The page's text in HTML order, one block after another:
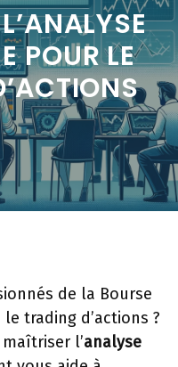
POUR LE
de la Bourse
trading d’actions ?
l’analyse